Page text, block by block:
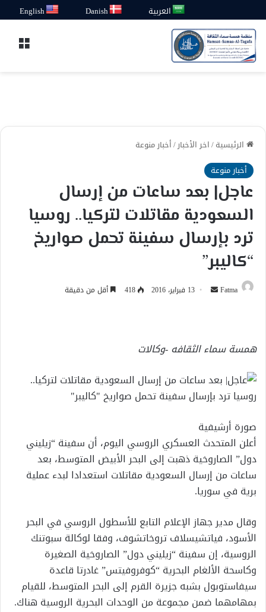
العربية Danish
English
الرئيسية/اخر الأخبار/أخبار منوعة
أخبار منوعة
عاجل| بعد ساعات من إرسال
السعودية مقاتلات لتركيا.. روسيا
ترد بإرسال سفينة تحمل صواريخ
“كاليبر”
Fatma
أرسل 13 فبراير، 2016 418 أقل من دقيقة
همسة سماء الثقافه -وكالات
صورة أرشيفية
أعلن المتحدث العسكري الروسي اليوم، أن سفينة “زيليني
دول” الصاروخية ذهبت إلى البحر الأبيض المتوسط، بعد
ساعات من إرسال السعودية مقاتلات استعدادا لبدء عملية
برية في سوريا.
وقال مدير جهاز الإعلام التابع للأسطول الروسي في البحر
الأسود، فياتشيسلاف تروخاتشوف، وفقا لوكالة سبوتنك
الروسية، إن سفينة “زيليني دول” الصاروخية الصغيرة
وكاسحة الألغام البحرية “كوفروفيتس” غادرتا قاعدة
سيفاستوبول بشبه جزيرة القرم إلى البحر المتوسط، للقيام
بمهامهما ضمن مجموعة من الوحدات البحرية الروسية هناك.